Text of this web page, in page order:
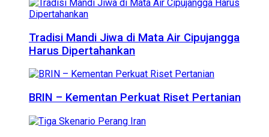
Tradisi Mandi Jiwa di Mata Air Cipujangga
Harus Dipertahankan
BRIN – Kementan Perkuat Riset Pertanian